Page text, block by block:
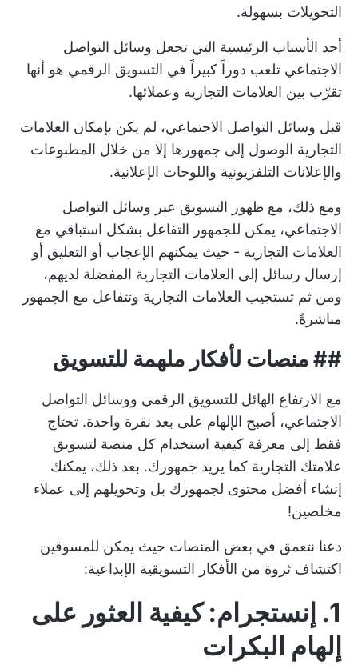
التحويلات بسهولة.
أحد الأسباب الرئيسية التي تجعل وسائل التواصل
الاجتماعي تلعب دوراً كبيراً في التسويق الرقمي هو أنها
تقرّب بين العلامات التجارية وعملائها.
قبل وسائل التواصل الاجتماعي، لم يكن بإمكان العلامات
التجارية الوصول إلى جمهورها إلا من خلال المطبوعات
والإعلانات التلفزيونية واللوحات الإعلانية.
ومع ذلك، مع ظهور التسويق عبر وسائل التواصل
الاجتماعي، يمكن للجمهور التفاعل بشكل استباقي مع
العلامات التجارية - حيث يمكنهم الإعجاب أو التعليق أو
إرسال رسائل إلى العلامات التجارية المفضلة لديهم،
ومن ثم تستجيب العلامات التجارية وتتفاعل مع الجمهور
مباشرةً.
## منصات لأفكار ملهمة للتسويق
مع الارتفاع الهائل للتسويق الرقمي ووسائل التواصل
الاجتماعي، أصبح الإلهام على بعد نقرة واحدة. تحتاج
فقط إلى معرفة كيفية استخدام كل منصة لتسويق
علامتك التجارية كما يريد جمهورك. بعد ذلك، يمكنك
إنشاء أفضل محتوى لجمهورك بل وتحويلهم إلى عملاء
مخلصين!
دعنا نتعمق في بعض المنصات حيث يمكن للمسوقين
اكتشاف ثروة من الأفكار التسويقية الإبداعية:
1. إنستجرام: كيفية العثور على
إلهام البكرات